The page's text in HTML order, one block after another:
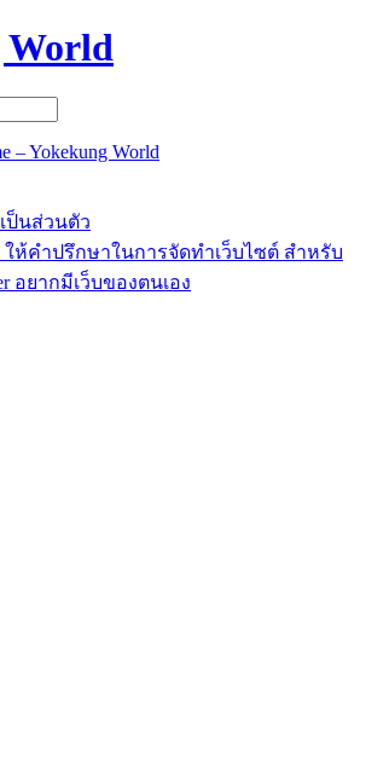
World
– Yokekung World
ป็นส่วนตัว
ห้คำปรึกษาในการจัดทำเว็บไซต์ สำหรับ
อยากมีเว็บของตนเอง